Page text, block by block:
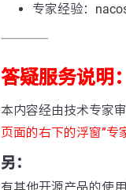
专家经验：
---------------
答疑服务说明：
本内容经由技术专家
页面的右下的浮窗”专
另：